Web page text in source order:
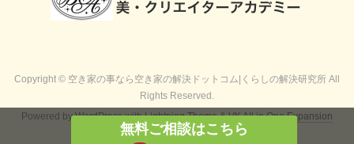
無料ご相談はこちら
Copyright © 空き家の事なら空き家の解決ドットコム|くらしの解決研究所 All
Rights Reserved.
Powered byWordPresswithLightning Theme&VK All in One Expansion
Unit